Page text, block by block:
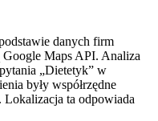
danych firm
Google Maps API. Analiza
„Dietetyk” w
były współrzędne
. Lokalizacja ta odpowiada